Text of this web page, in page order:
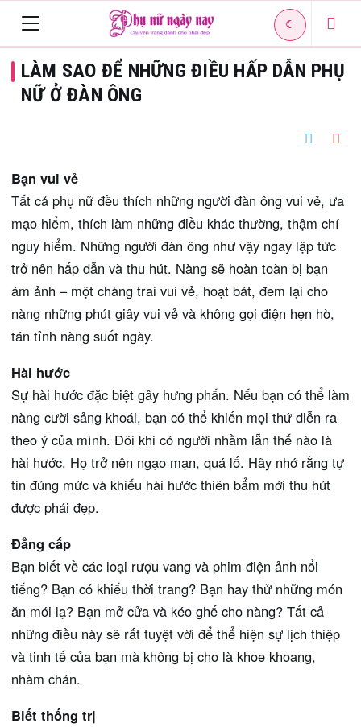
navigation
☾
LÀM SAO ĐỂ NHỮNG ĐIỀU HẤP DẪN PHỤ
NỮ Ở ĐÀN ÔNG
Bạn vui vẻ
Tất cả phụ nữ đều thích những người đàn ông vui vẻ, ưa
mạo hiểm, thích làm những điều khác thường, thậm chí
nguy hiểm. Những người đàn ông như vậy ngay lập tức
trở nên hấp dẫn và thu hút. Nàng sẽ hoàn toàn bị bạn
ám ảnh – một chàng trai vui vẻ, hoạt bát, đem lại cho
nàng những phút giây vui vẻ và không gọi điện hẹn hò,
tán tỉnh nàng suốt ngày.
Hài hước
Sự hài hước đặc biệt gây hưng phấn. Nếu bạn có thể làm
nàng cười sảng khoái, bạn có thể khiến mọi thứ diễn ra
theo ý của mình. Đôi khi có người nhầm lẫn thế nào là
hài hước. Họ trở nên ngạo mạn, quá lố. Hãy nhớ rằng tự
tin đúng mức và khiếu hài hước thiên bẩm mới thu hút
được phái đẹp.
Đẳng cấp
Bạn biết về các loại rượu vang và phim điện ảnh nổi
tiếng? Bạn có khiếu thời trang? Bạn hay thử những món
ăn mới lạ? Bạn mở cửa và kéo ghế cho nàng? Tất cả
những điều này sẽ rất tuyệt vời để thể hiện sự lịch thiệp
và tinh tế của bạn mà không bị cho là khoe khoang,
nhàm chán.
Biết thống trị